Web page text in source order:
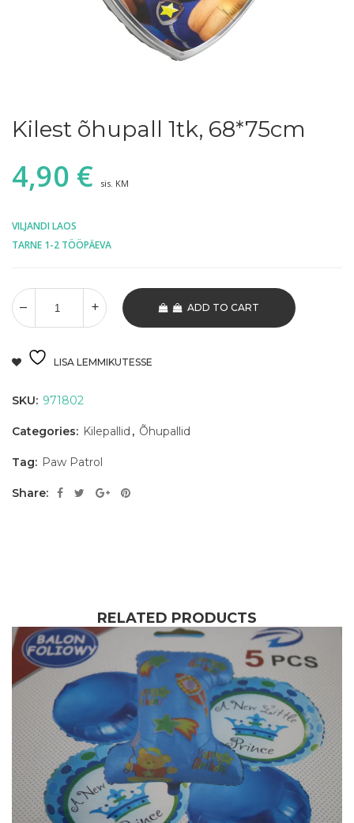
Kilest õhupall 1tk, 68*75cm
4,90 € sis. KM
VILJANDI LAOS
TARNE 1-2 TÖÖPÄEVA
ADD TO CART
LISA LEMMIKUTESSE
SKU: 971802
Categories: Kilepallid , Õhupallid
Tag: Paw Patrol
Share:
RELATED PRODUCTS